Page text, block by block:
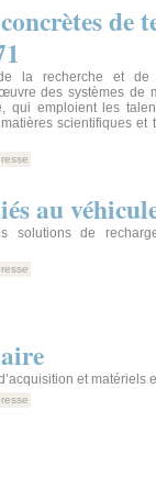
de
la recherche et de
des systèmes de
qui emploient les
scientifiques et
au
solutions de
et matériels